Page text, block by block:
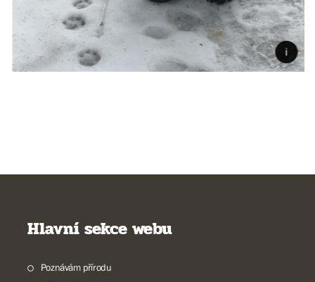
Hlavní sekce webu
Poznávám přírodu